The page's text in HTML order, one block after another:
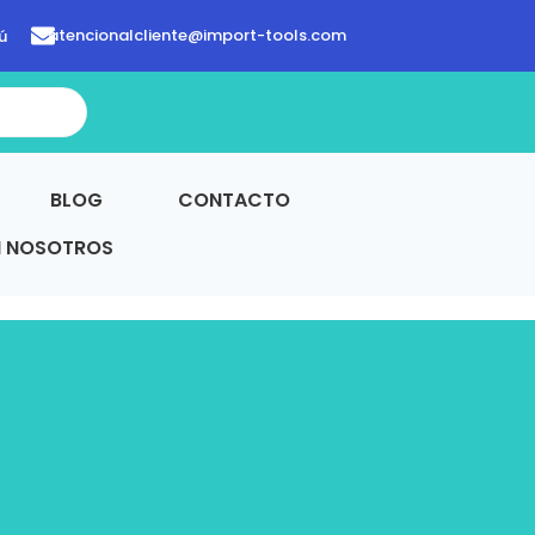
atencionalcliente@import-tools.com
BLOG
CONTACTO